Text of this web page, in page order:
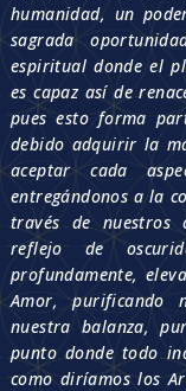
humanidad, un
sagrada
espiritual donde el
es capaz así de
pues esto forma
debido adquirir la
aceptar cada
entregándonos a la
través de nuestros
reflejo de
profundamente,
Amor, purificando
nuestra balanza,
punto donde todo
como diríamos los